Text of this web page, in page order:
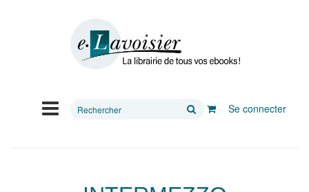
Rechercher
Se connecter